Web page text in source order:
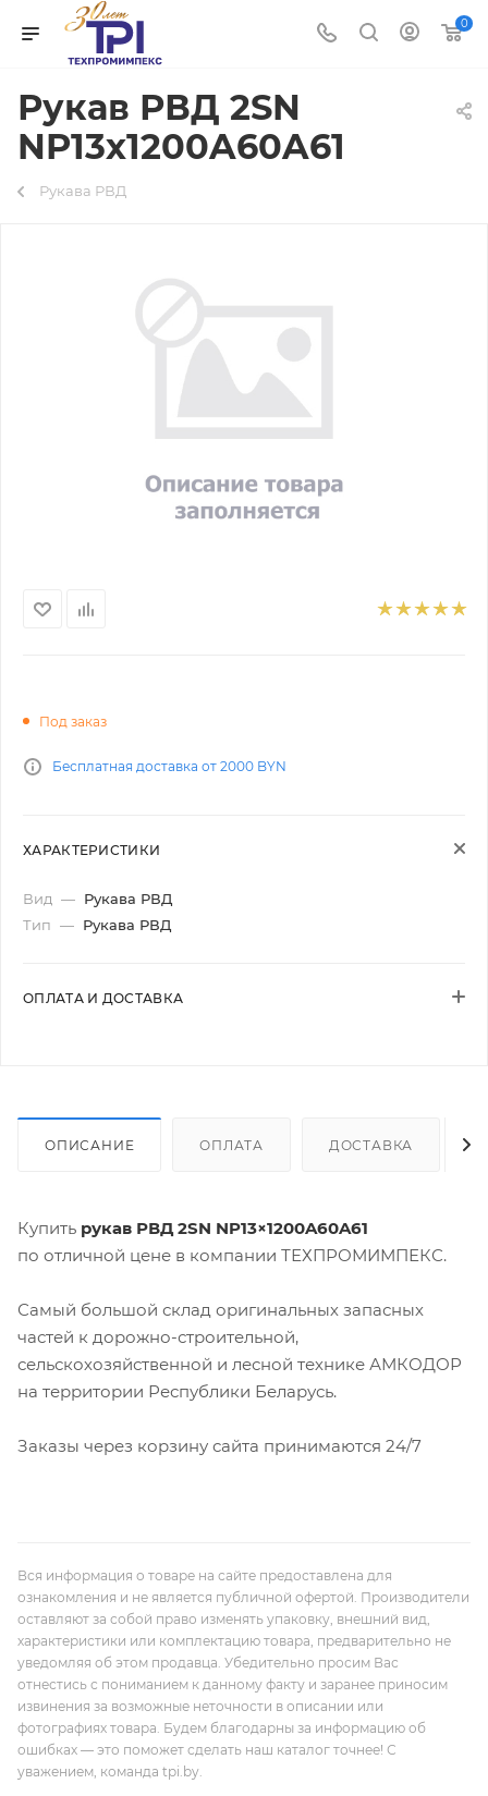
0
Рукав РВД 2SN
NP13х1200A60A61
Рукава РВД
Под заказ
Бесплатная доставка от 2000 BYN
ХАРАКТЕРИСТИКИ
Вид — Рукава РВД
Тип — Рукава РВД
ОПЛАТА И ДОСТАВКА
ОПИСАНИЕ ОПЛАТА ДОСТАВКА
Купить рукав РВД 2SN NP13×1200A60A61
по отличной цене в компании ТЕХПРОМИМПЕКС.
Самый большой склад оригинальных запасных
частей к дорожно-строительной,
сельскохозяйственной и лесной технике АМКОДОР
на территории Республики Беларусь.
Заказы через корзину сайта принимаются 24/7
Вся информация о товаре на сайте предоставлена для
ознакомления и не является публичной офертой. Производители
оставляют за собой право изменять упаковку, внешний вид,
характеристики или комплектацию товара, предварительно не
уведомляя об этом продавца. Убедительно просим Вас
отнестись с пониманием к данному факту и заранее приносим
извинения за возможные неточности в описании или
фотографиях товара. Будем благодарны за информацию об
ошибках — это поможет сделать наш каталог точнее! С
уважением, команда tpi.by.